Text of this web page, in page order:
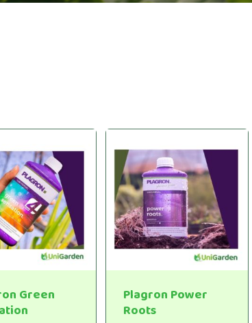
Green
Plagron Power
Roots